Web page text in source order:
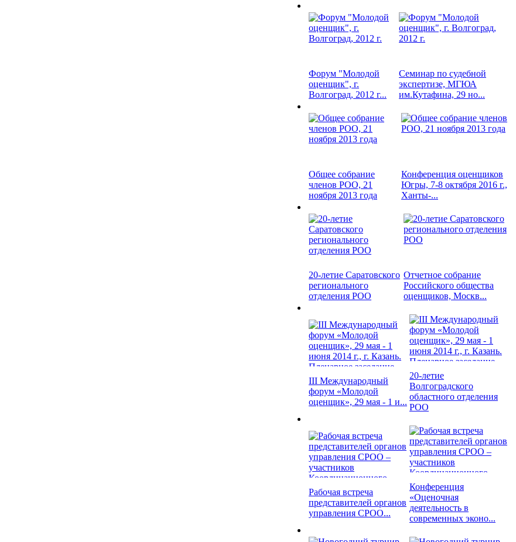
Форум "Молодой
оценщик", г.
Волгоград, 2012 г...
Семинар по судебной
экспертизе, МГЮА
им.Кутафина, 29 но...
Общее собрание
членов РОО, 21
ноября 2013 года
Конференция оценщиков
Югры, 7-8 октября 2016 г.,
Ханты-...
20-летие Саратовского
регионального
отделения РОО
Отчетное собрание
Российского общества
оценщиков, Москв...
III Международный
форум «Молодой
оценщик», 29 мая - 1 и...
20-летие
Волгоградского
областного отделения
РОО
Рабочая встреча
представителей органов
управления СРОО...
Конференция
«Оценочная
деятельность в
современных эконо...